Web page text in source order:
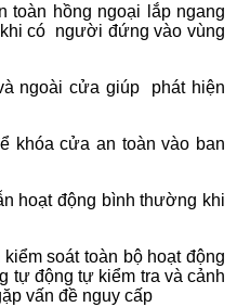
toàn hồng ngoại lắp ngang
có người đứng vào vùng
ngoài cửa giúp phát hiện
khóa cửa an toàn vào ban
hoạt động bình thường khi
soát toàn bộ hoạt động
tự động tự kiểm tra và cảnh
vấn đề nguy cấp